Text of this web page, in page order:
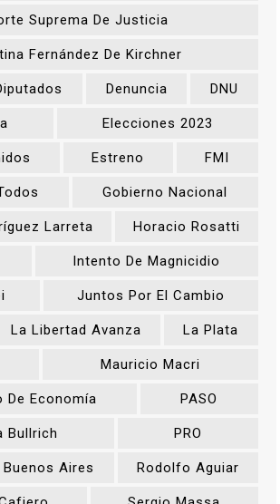
Suprema De Justicia
Fernández De Kirchner
Denuncia DNU
Elecciones 2023
Estreno FMI
Gobierno Nacional
Larreta Horacio Rosatti
Intento De Magnicidio
Juntos Por El Cambio
La Libertad Avanza La Plata
Mauricio Macri
De Economía PASO
Bullrich PRO
Aires Rodolfo Aguiar